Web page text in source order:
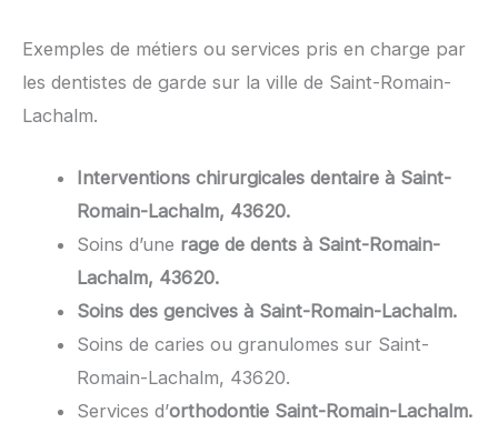
Exemples de métiers ou services pris en charge par
les dentistes de garde sur la ville de Saint-Romain-
Lachalm.
Interventions chirurgicales dentaire à Saint-
Romain-Lachalm, 43620.
Soins d’une rage de dents à Saint-Romain-
Lachalm, 43620.
Soins des gencives à Saint-Romain-Lachalm.
Soins de caries ou granulomes sur Saint-
Romain-Lachalm, 43620.
Services d’orthodontie Saint-Romain-Lachalm.